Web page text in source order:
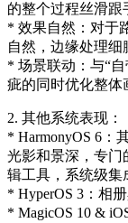
的整个过程丝滑跟
* 效果自然：对于
自然，边缘处理细
* 场景联动：与“
疵的同时优化整体
2. 其他系统表现：
* HarmonyOS 6：
光影和景深，专门
辑工具，系统级集
* HyperOS 3：相
* MagicOS 10 &